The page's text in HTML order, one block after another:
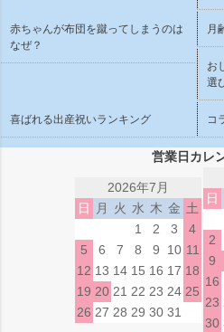
赤ちゃんが布団を蹴ってしまうのは
なぜ？
月
お
選
喜ばれる出産祝いランキング コ
営業日カレ
2026年7月
日
月 火 水 木 金 土
1
2 3
4
5
6 7 8 9 10 11
12 13 14 15 16 17 18
19 20 21 22 23 24 25
26 27 28 29 30 31
日
2
9
16
23
30